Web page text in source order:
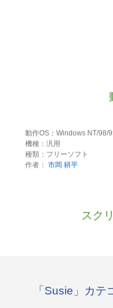
動作OS：Windows NT/98/
機種：汎用
種類：フリーソフト
作者： 市岡 耕平
スク
「Susie」カ